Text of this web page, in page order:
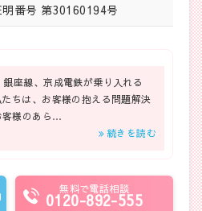
番号 第30160194号
座線、京成電鉄が乗り入れる
ちは、お客様の抱える問題解決
客様のあら…
続きを読む
無料で電話相談
0120-892-555